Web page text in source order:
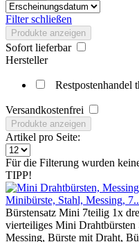
Filter schließen
Produkte anzeigen
Sofort lieferbar
Hersteller
Restpostenhandel
Versandkostenfrei
Produkte anzeigen
Artikel pro Seite:
Für die Filterung wurden
TIPP!
Minibürste, Stahl, Messing,
Bürstensatz Mini 7teilig 1x
vierteiliges Mini Drahtbürsten
Messing, Bürste mit Draht,